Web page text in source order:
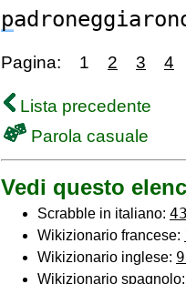
p
Pagina: 1 2 3 4
Lista precedente
Parola casuale
Vedi questo
Scrabble in italiano:
Wikizionario francese:
Wikizionario inglese:
Wikizionario spagnolo: